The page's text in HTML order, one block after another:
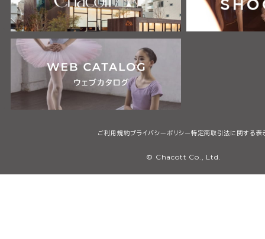
ご利用規約プライバシーポリシー特定商取引法に関する表
© Chacott Co., Ltd.